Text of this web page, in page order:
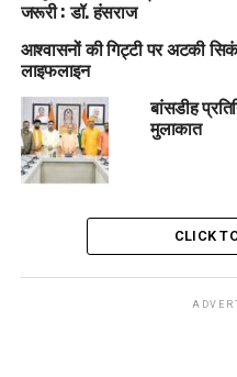
जरूरी : डॉ. हंसराज
आश्वासनों की गिट्टी पर अटकी
लाइफलाइन
बांसडीह
मुलाकात
CLICK